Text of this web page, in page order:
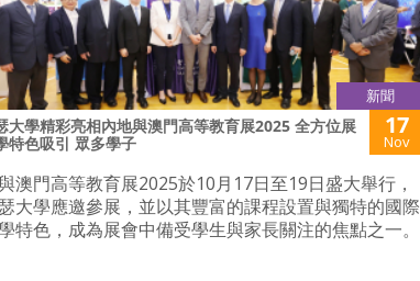
新聞
大學精彩亮相內地與澳門高等教育展2025 全方位展
特色吸引 眾多學子
17
Nov
澳門高等教育展2025於10月17日至19日盛大舉行，
大學應邀參展，並以其豐富的課程設置與獨特的國際
特色，成為展會中備受學生與家長關注的焦點之一。